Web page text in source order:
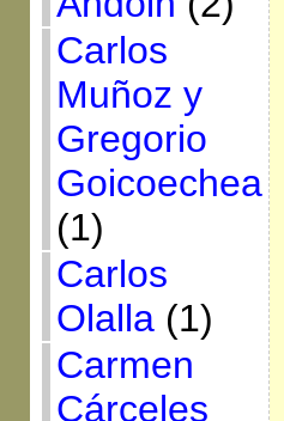
Carlos
Muñoz y
Gregorio
Goicoechea
(1)
Carlos
Olalla(1)
Carmen
Cárceles